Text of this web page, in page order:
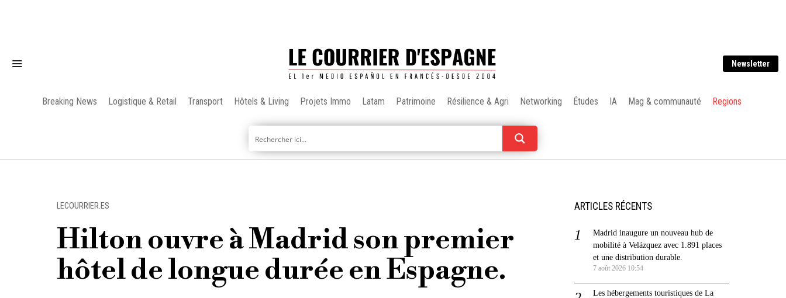
Newsletter
Breaking News Logistique & Retail Transport Hôtels & Living Projets Immo Latam Patrimoine Résilience & Agri Networking Études IA Mag & communauté Regions
LECOURRIER.ES
Hilton ouvre à Madrid son premier
hôtel de longue durée en Espagne.
ARTICLES RÉCENTS
Madrid inaugure un nouveau hub de
mobilité à Velázquez avec 1.891 places
et une distribution durable.
7 août 2026 10:54
Les hébergements touristiques de La